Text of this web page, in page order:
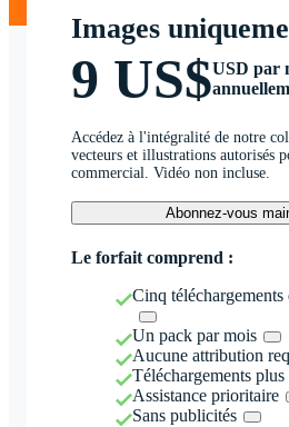
Images
9 US$USD par
Accédez à l'intégralité de notre
vecteurs et illustrations autorisés
commercial. Vidéo non incluse.
Abonnez-vous
Le forfait comprend :
Cinq
Un pack par mois
Aucune attribution
Téléchargements plus
Assistance prioritaire
Sans publicités